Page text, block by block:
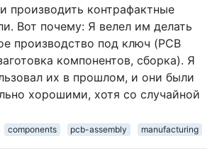
производить контрафактные
Вот почему: Я велел им делать
производство под ключ (PCB
компонентов, сборка). Я
их в прошлом, и они были
хорошими, хотя со случайной
components pcb-assembly manufacturing